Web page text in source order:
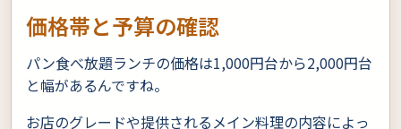
価格帯と予算の確認
パン食べ放題ランチの価格は1,000円台から2,000円台
と幅があるんですね。
お店のグレードや提供されるメイン料理の内容によっ